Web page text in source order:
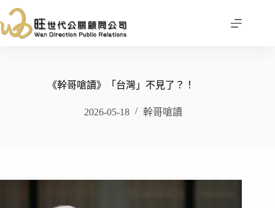
至
主
《幹哥嗆讀》「台灣」不見了？！
2026-05-18 幹哥嗆讀